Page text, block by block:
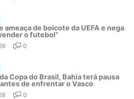
ameaça de boicote da UEFA e nega
o futebol”
0
Copa do Brasil, Bahia terá pausa
de enfrentar o Vasco
0